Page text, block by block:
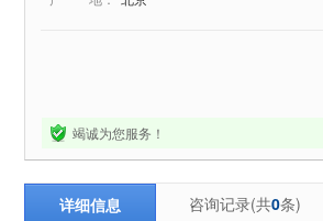
竭诚为您服务！
详细信息 咨询记录(共0条)